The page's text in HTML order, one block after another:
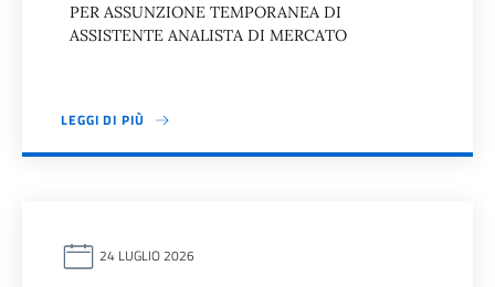
PER ASSUNZIONE TEMPORANEA DI
ASSISTENTE ANALISTA DI MERCATO
LEGGI DI PIÙ
24 LUGLIO 2026